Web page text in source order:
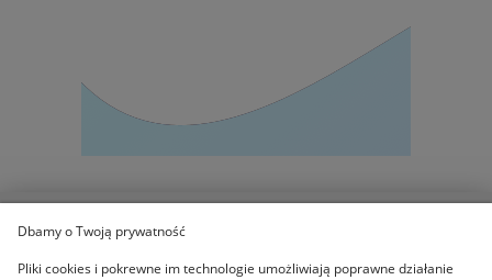
Dbamy o Twoją prywatność
Pliki cookies i pokrewne im technologie umożliwiają poprawne działanie